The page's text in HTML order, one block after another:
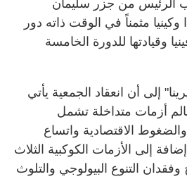
الرئيس من جزر سليمان
وكينيا مثمناً في الوقت ذاته دور
وقيادتها للدورة الخامسة
إلى أن انعقاد الجمعية يأتي
أزمات متداخلة تشمل
الاقتصادية واتساع
إلى الأزمات الكوكبية الثلاث
وفقدان التنوع البيولوجي والتلوث